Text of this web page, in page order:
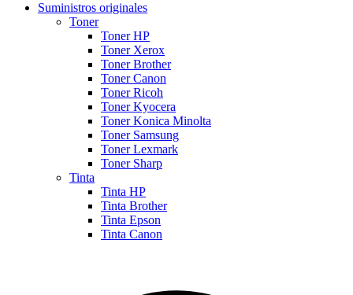
Suministros originales
Toner
Toner HP
Toner Xerox
Toner Brother
Toner Canon
Toner Ricoh
Toner Kyocera
Toner Konica Minolta
Toner Samsung
Toner Lexmark
Toner Sharp
Tinta
Tinta HP
Tinta Brother
Tinta Epson
Tinta Canon